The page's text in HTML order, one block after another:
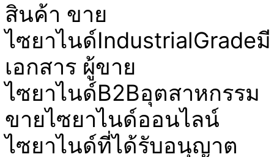
สินค้า ขาย
ไซยาไนด์IndustrialGradeมี
เอกสาร ผู้ขาย
ไซยาไนด์B2Bอุตสาหกรรม
ขายไซยาไนด์ออนไลน์
ไซยาไนด์ที่ได้รับอนุญาต